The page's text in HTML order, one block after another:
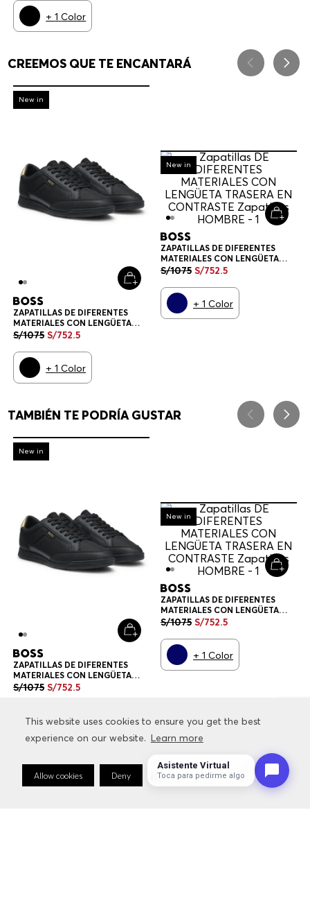
This website uses cookies to ensure you get the best
experience on our website. Learn more
Allow cookies Deny Cookie Preferences
This website uses cookies to ensure you get the best
experience on our website. Learn more
Allow cookies Deny Cookie Preferences
+1 Color
CREEMOS QUE TE ENCANTARÁ
-30%
New in
ZAPATILLAS DE DIFERENTES
MATERIALES CON LENGÜETA
TRASERA EN CONTRASTE
S/1075 S/752.5
+1 Color
-30%
New in
ZAPATILLAS DE DIFERENTES
MATERIALES CON LENGÜETA
TRASERA EN CONTRASTE
S/1075 S/752.5
+ 1 Color
TAMBIÉN TE PODRÍA GUSTAR
-30%
New in
ZAPATILLAS DE DIFERENTES
MATERIALES CON LENGÜETA
TRASERA EN CONTRASTE
ZAPATILLAS HOMBRE
S/1075 S/752.5
+1 Color
-30%
New in
ZAPATILLAS DE DIFERENTES
MATERIALES CON LENGÜETA
TRASERA EN CONTRASTE
S/1075 S/752.5
+ 1 Color
Asistente Virtual
Toca para pedirme algo